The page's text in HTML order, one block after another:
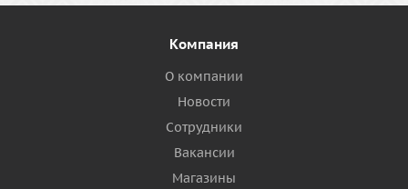
Компания
О компании
Новости
Сотрудники
Вакансии
Магазины